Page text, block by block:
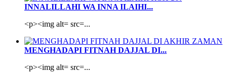
INNALILLAHI WA INNA ILAIHI...
<p><img alt= src=...
MENGHADAPI FITNAH DAJJAL DI...
<p><img alt= src=...